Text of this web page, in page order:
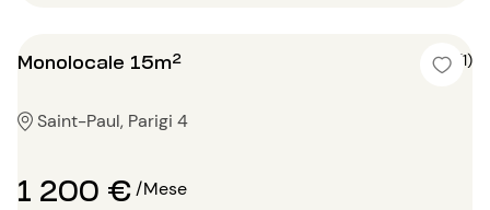
Monolocale 15m² 5 (1)
Saint-Paul, Parigi 4
1 200 €/Mese